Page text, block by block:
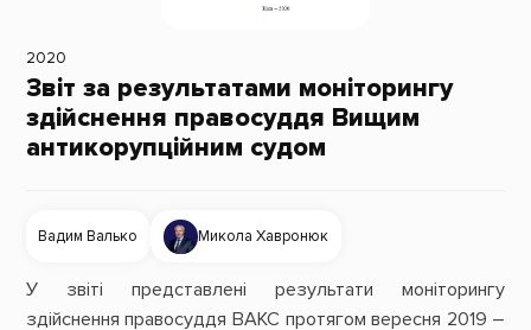
2020
Звіт за результатами моніторингу
здійснення правосуддя Вищим
антикорупційним судом
Вадим Валько Микола Хавронюк
У звіті представлені результати моніторингу
здійснення правосуддя ВАКС протягом вересня 2019 –